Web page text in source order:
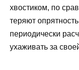
хвостиком, по
теряют
периодически
ухаживать за